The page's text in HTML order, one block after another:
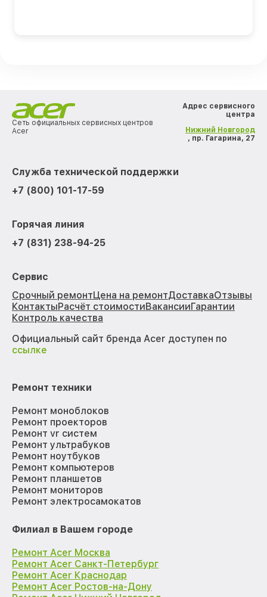
Сеть официальных сервисных центров
Acer
Адрес сервисного
центра
Нижний Новгород
, пр. Гагарина, 27
Служба технической поддержки
+7 (800) 101-17-59
Горячая линия
+7 (831) 238-94-25
Сервис
Срочный ремонтЦена на ремонтДоставкаОтзывы
КонтактыРасчёт стоимостиВакансииГарантии
Контроль качества
Официальный сайт бренда Acer доступен по
ссылке
Ремонт техники
Ремонт моноблоков
Ремонт проекторов
Ремонт vr систем
Ремонт ультрабуков
Ремонт ноутбуков
Ремонт компьютеров
Ремонт планшетов
Ремонт мониторов
Ремонт электросамокатов
Филиал в Вашем городе
Ремонт Acer Москва
Ремонт Acer Санкт-Петербург
Ремонт Acer Краснодар
Ремонт Acer Ростов-на-Дону